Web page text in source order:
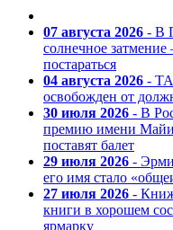
07 августа 2026 - В
солнечное
постараться
04 августа 2026 -
освобожден от
30 июля 2026 - В
премию имени Майи
поставят балет
29 июля 2026 -
его имя стало
27 июля 2026 -
книги в хорошем
ярмарку